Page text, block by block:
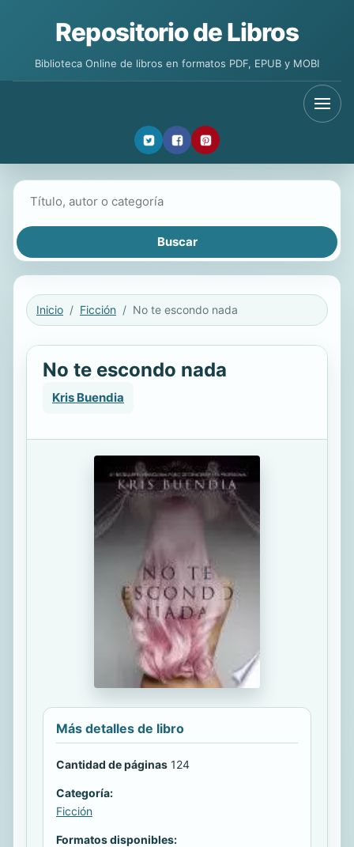
Repositorio de Libros
Biblioteca Online de libros en formatos PDF, EPUB y MOBI
Inicio Ficción No te escondo nada
No te escondo nada
Kris Buendia
Más detalles de libro
Cantidad de páginas 124
Categoría:
Ficción
Formatos disponibles: